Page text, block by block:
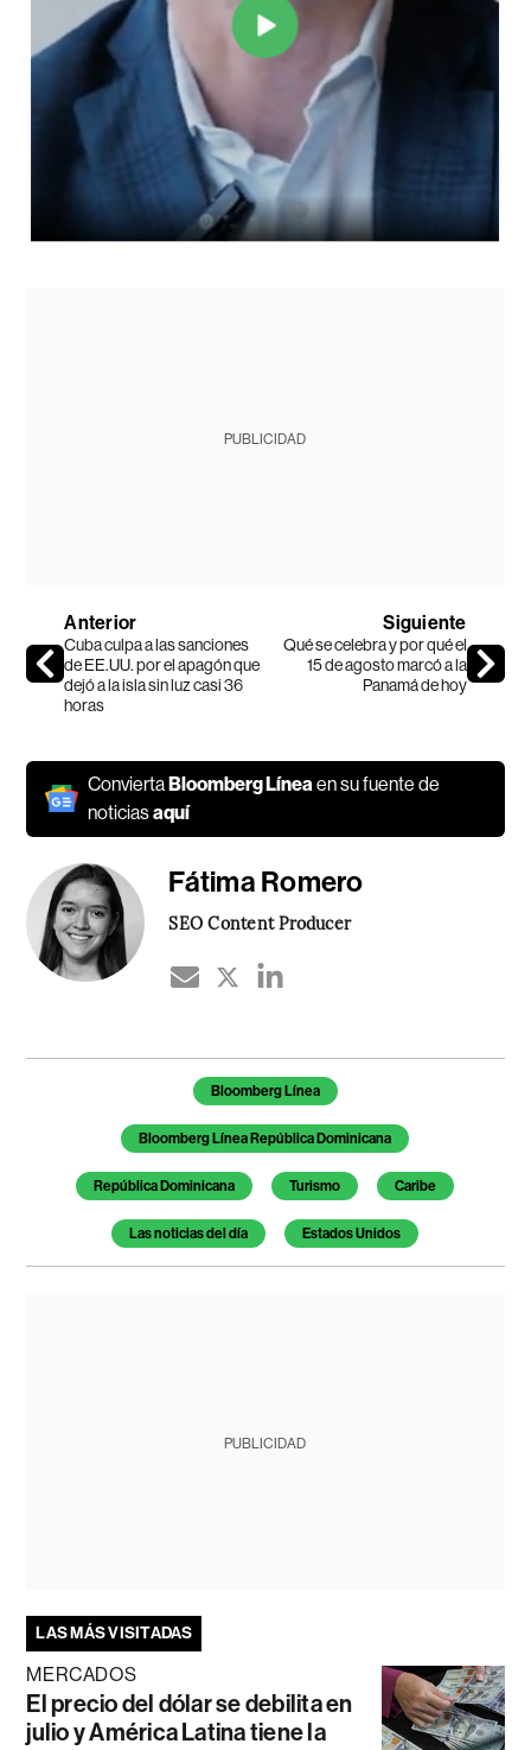
PUBLICIDAD
Anterior
Cuba culpa a las sanciones
de EE.UU. por el apagón que
dejó a la isla sin luz casi 36
horas
Siguiente
Qué se celebra y por qué el
15 de agosto marcó a la
Panamá de hoy
ConviertaBloomberg Línea en su fuente de
noticiasaquí
Fátima Romero
SEO Content Producer
Temas de este artículoBloomberg Línea
Bloomberg Línea República Dominicana
República Dominicana Turismo Caribe
Las noticias del día Estados Unidos
PUBLICIDAD
LAS MÁS VISITADAS
MERCADOS
El precio del dólar se debilita en
julio y América Latina tiene la